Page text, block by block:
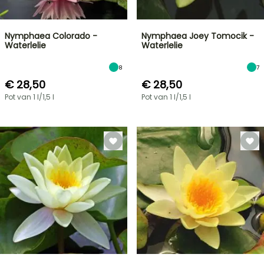
Nymphaea Colorado -
Waterlelie
8
€ 28,50
Pot van 1 l/1,5 l
Nymphaea Joey Tomocik -
Waterlelie
7
€ 28,50
Pot van 1 l/1,5 l